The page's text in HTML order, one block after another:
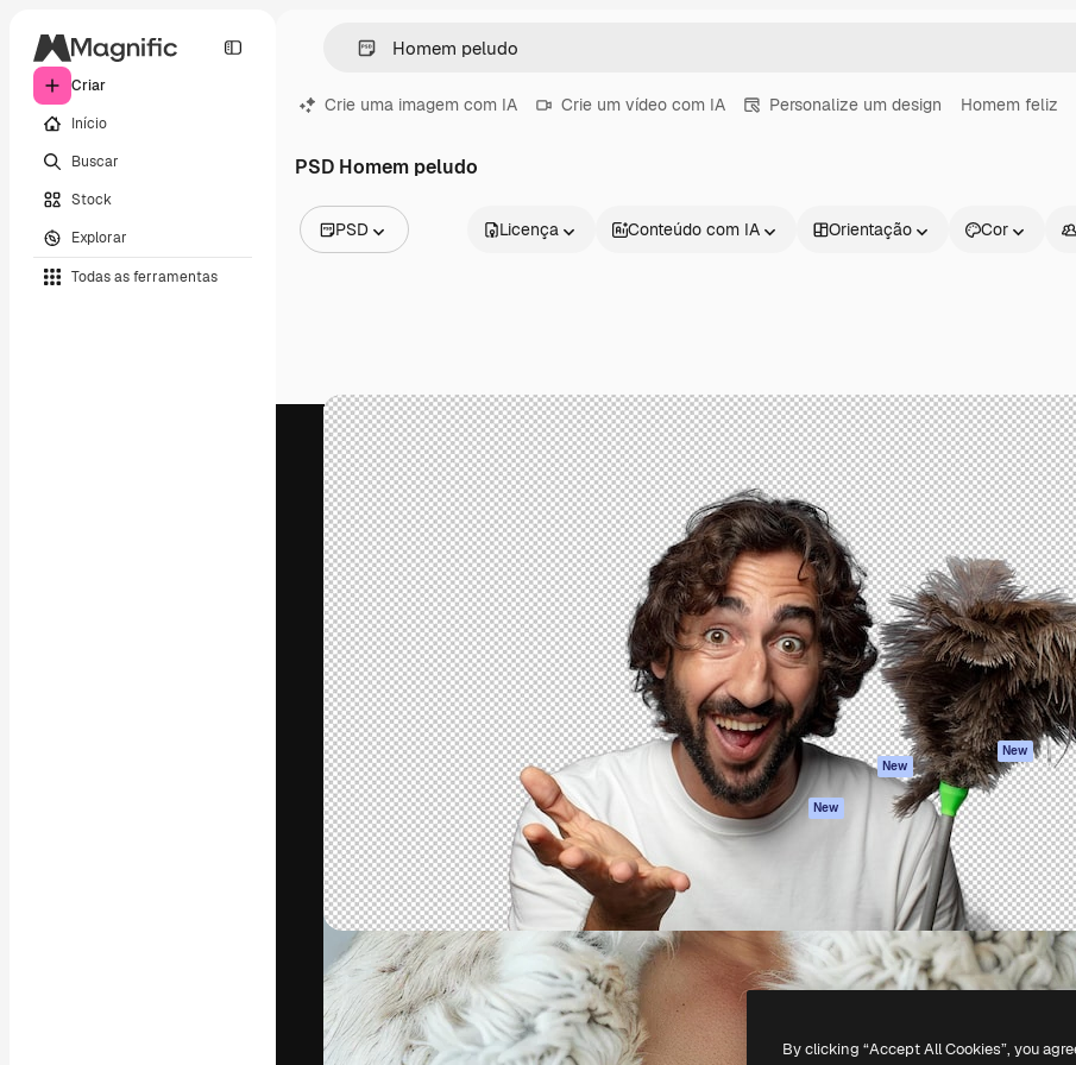
Criar
Início
Buscar
Stock
Explorar
Todas as ferramentas
Crie uma imagem com IA Crie um vídeo com IA Personalize um design Homem feliz
PSD Homem peludo
PSD
Vídeos
Clipes de vídeo
Animações
Modelos de vídeos
Ícones
Modelos 3D
Fontes
Licença Conteúdo com IA Orientação Cor
A plataforma criativa para você direcionar
seu melhor trabalho. Mais de 1 milhão de
assinantes entre criativos, empresas,
agências e estúdios.
Português
Produtos
Spaces
Assistente de IA
Gerador de
imagens
Gerador de vídeos
Texto para voz
Conteúdo de stock
MCP para
Claude/ChatGPT
New
Agentes New
API
Começar
Academy
Documentação
Atendimento
Termos e
condições
Política de
privacidade
Originais New
Política de cookies
Central de
confiabilidade
Afiliados
Empresas
Copyright © 2010- 2026Freepik Company S.L.U. Todos os direitos reservados.
By clicking “Accept All Cookies”, you